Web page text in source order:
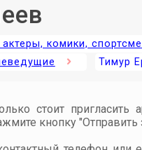
комики,
Тимур
стоит пригласить
кнопку "Отправить